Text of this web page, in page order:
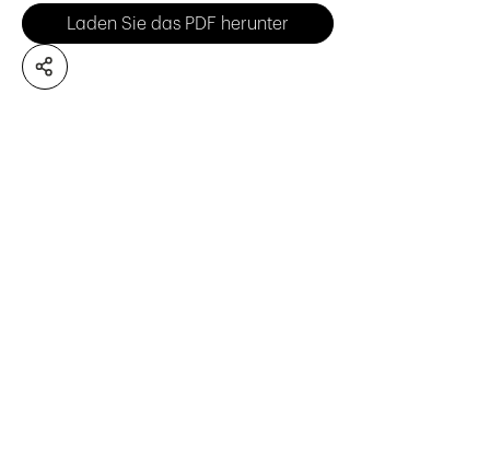
Laden Sie das PDF herunter